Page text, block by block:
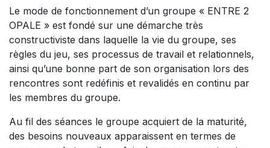
Le mode de fonctionnement d’un groupe « ENTRE 2
OPALE » est fondé sur une démarche très
constructiviste dans laquelle la vie du groupe, ses
règles du jeu, ses processus de travail et relationnels,
ainsi qu’une bonne part de son organisation lors des
rencontres sont redéfinis et revalidés en continu par
les membres du groupe.
Au fil des séances le groupe acquiert de la maturité,
des besoins nouveaux apparaissent en termes de